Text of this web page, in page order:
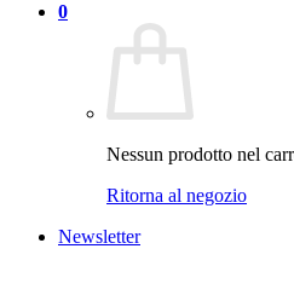
0
Nessun prodotto nel
Ritorna al negozio
Newsletter